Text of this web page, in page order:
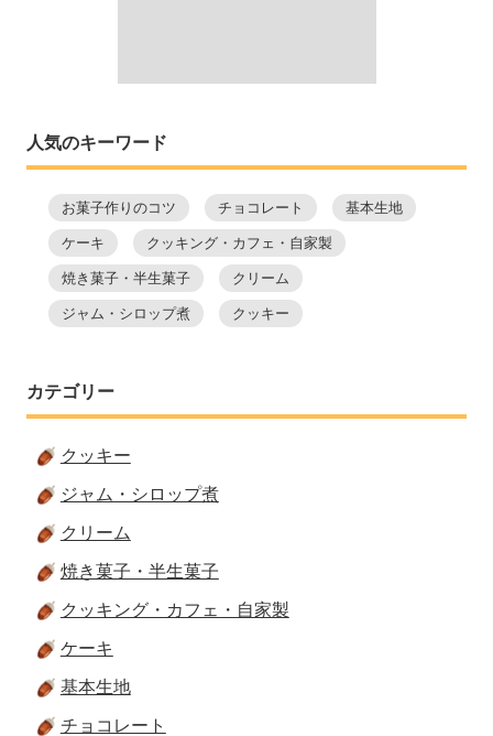
人気のキーワード
お菓子作りのコツ チョコレート 基本生地
ケーキ クッキング・カフェ・自家製
焼き菓子・半生菓子 クリーム
ジャム・シロップ煮 クッキー
カテゴリー
クッキー
ジャム・シロップ煮
クリーム
焼き菓子・半生菓子
クッキング・カフェ・自家製
ケーキ
基本生地
チョコレート